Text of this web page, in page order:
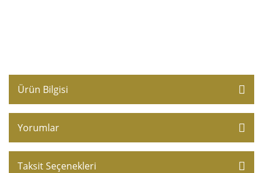
Ürün Bilgisi
Yorumlar
Taksit Seçenekleri